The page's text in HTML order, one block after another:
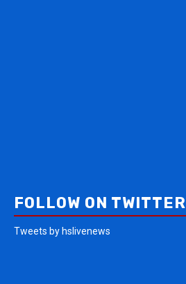
FOLLOW ON TWITTER
Tweets by hslivenews